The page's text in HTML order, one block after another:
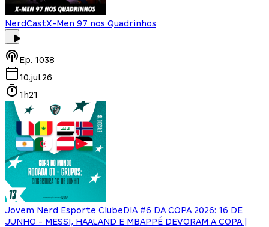
NerdCastX-Men 97 nos Quadrinhos
Ep. 1038
10.jul.26
1h21
Jovem Nerd Esporte ClubeDIA #6 DA COPA 2026: 16 DE
JUNHO - MESSI, HAALAND E MBAPPÉ DEVORAM A COPA |